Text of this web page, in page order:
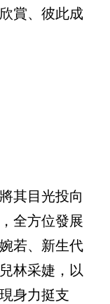
賞、彼此成
其目光投向
全方位發展
若、新生代
林采婕，以
身力挺支